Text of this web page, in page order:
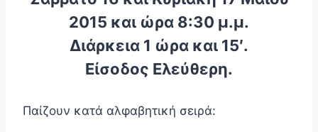
2015 και ώρα 8:30 μ.μ.
Διάρκεια 1 ώρα και 15′.
Είσοδος Ελεύθερη.
Παίζουν κατά αλφαβητική σειρά: